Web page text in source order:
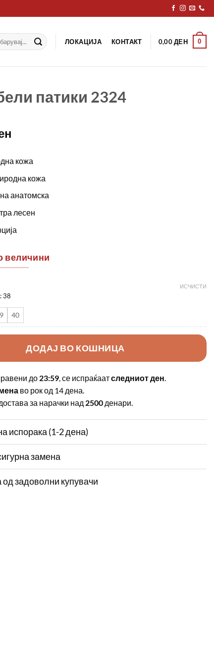
ЛОКАЦИЈА КОНТАКТ 0,00ДЕН 0
патики 2324
кожа
кожа
анатомска
лесен
величини
:38
40
ИСЧИСТИ
ДОДАЈ ВО КОШНИЦА
до 23:59, се испраќаатследниот ден.
во рок од 14 дена.
за нарачки над 2500 денари.
испорака (1-2 дена)
замена
од задоволни купувачи